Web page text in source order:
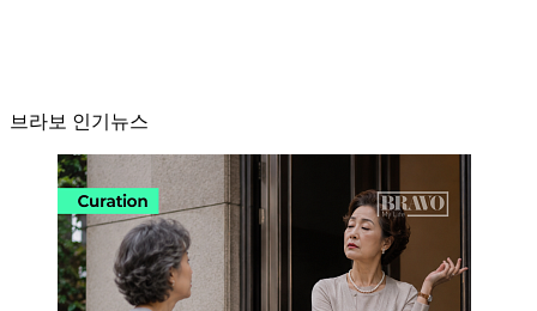
브라보 인기뉴스